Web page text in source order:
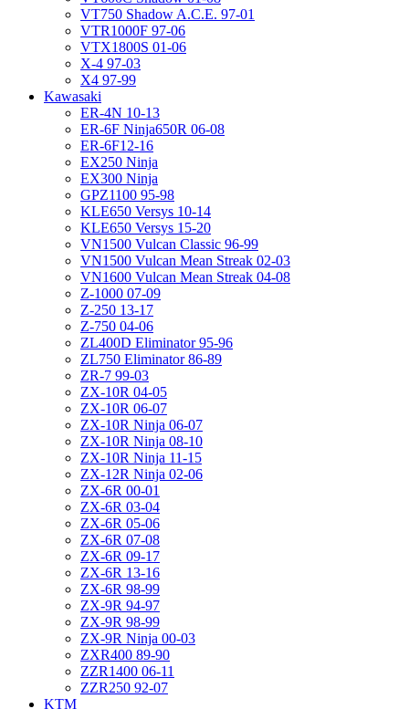
VT750 Shadow A.C.E. 97-01
VTR1000F 97-06
VTX1800S 01-06
X-4 97-03
X4 97-99
Kawasaki
ER-4N 10-13
ER-6F Ninja650R 06-08
ER-6F12-16
EX250 Ninja
EX300 Ninja
GPZ1100 95-98
KLE650 Versys 10-14
KLE650 Versys 15-20
VN1500 Vulcan Classic 96-99
VN1500 Vulcan Mean Streak 02-03
VN1600 Vulcan Mean Streak 04-08
Z-1000 07-09
Z-250 13-17
Z-750 04-06
ZL400D Eliminator 95-96
ZL750 Eliminator 86-89
ZR-7 99-03
ZX-10R 04-05
ZX-10R 06-07
ZX-10R Ninja 06-07
ZX-10R Ninja 08-10
ZX-10R Ninja 11-15
ZX-12R Ninja 02-06
ZX-6R 00-01
ZX-6R 03-04
ZX-6R 05-06
ZX-6R 07-08
ZX-6R 09-17
ZX-6R 13-16
ZX-6R 98-99
ZX-9R 94-97
ZX-9R 98-99
ZX-9R Ninja 00-03
ZXR400 89-90
ZZR1400 06-11
ZZR250 92-07
KTM